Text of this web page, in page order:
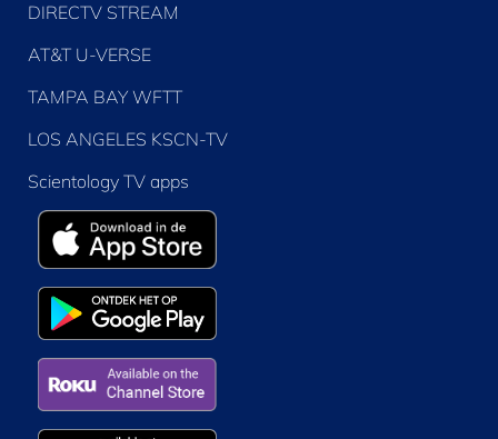
DIRECTV STREAM
AT&T U-VERSE
TAMPA BAY WFTT
LOS ANGELES KSCN-TV
Scientology TV apps